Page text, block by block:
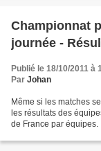
Championnat
journée -
Publié le 18/10/2011 à
Par Johan
Même si les matches
les résultats des
de France par